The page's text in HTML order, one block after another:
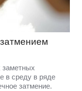
заметных
в среду в ряде
затмение.